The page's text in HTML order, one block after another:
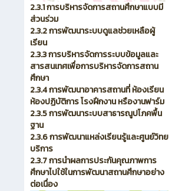
2.3.1 การบริหารจัดการสถานศึกษาแบบมี
ส่วนร่วม
2.3.2 การพัฒนาระบบดูแลช่วยเหลือผู้
เรียน
2.3.3 การบริหารจัดการระบบข้อมูลและ
สารสนเทศเพื่อการบริหารจัดการสถาน
ศึกษา
2.3.4 การพัฒนาอาคารสถานที่ ห้องเรียน
ห้องปฏิบัติการ โรงฝึกงาน หรืองานฟาร์ม
2.3.5 การพัฒนาระบบสาธารณูปโภคพื้น
ฐาน
2.3.6 การพัฒนาแหล่งเรียนรู้และศูนย์วิทย
บริการ
2.3.7 การนำผลการประกันคุณภาพการ
ศึกษาไปใช้ในการพัฒนาสถานศึกษาอย่าง
ต่อเนื่อง